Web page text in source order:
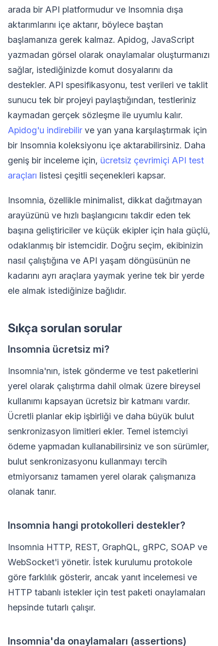
arada bir API platformudur ve Insomnia dışa
aktarımlarını içe aktarır, böylece baştan
başlamanıza gerek kalmaz. Apidog, JavaScript
yazmadan görsel olarak onaylamalar oluşturmanızı
sağlar, istediğinizde komut dosyalarını da
destekler. API spesifikasyonu, test verileri ve taklit
sunucu tek bir projeyi paylaştığından, testleriniz
kaymadan gerçek sözleşme ile uyumlu kalır.
Apidog'u indirebilir ve yan yana karşılaştırmak için
bir Insomnia koleksiyonu içe aktarabilirsiniz. Daha
geniş bir inceleme için, ücretsiz çevrimiçi API test
araçları listesi çeşitli seçenekleri kapsar.
Insomnia, özellikle minimalist, dikkat dağıtmayan
arayüzünü ve hızlı başlangıcını takdir eden tek
başına geliştiriciler ve küçük ekipler için hala güçlü,
odaklanmış bir istemcidir. Doğru seçim, ekibinizin
nasıl çalıştığına ve API yaşam döngüsünün ne
kadarını ayrı araçlara yaymak yerine tek bir yerde
ele almak istediğinize bağlıdır.
Sıkça sorulan sorular
Insomnia ücretsiz mi?
Insomnia'nın, istek gönderme ve test paketlerini
yerel olarak çalıştırma dahil olmak üzere bireysel
kullanımı kapsayan ücretsiz bir katmanı vardır.
Ücretli planlar ekip işbirliği ve daha büyük bulut
senkronizasyon limitleri ekler. Temel istemciyi
ödeme yapmadan kullanabilirsiniz ve son sürümler,
bulut senkronizasyonu kullanmayı tercih
etmiyorsanız tamamen yerel olarak çalışmanıza
olanak tanır.
Insomnia hangi protokolleri destekler?
Insomnia HTTP, REST, GraphQL, gRPC, SOAP ve
WebSocket'i yönetir. İstek kurulumu protokole
göre farklılık gösterir, ancak yanıt incelemesi ve
HTTP tabanlı istekler için test paketi onaylamaları
hepsinde tutarlı çalışır.
Insomnia'da onaylamaları (assertions)